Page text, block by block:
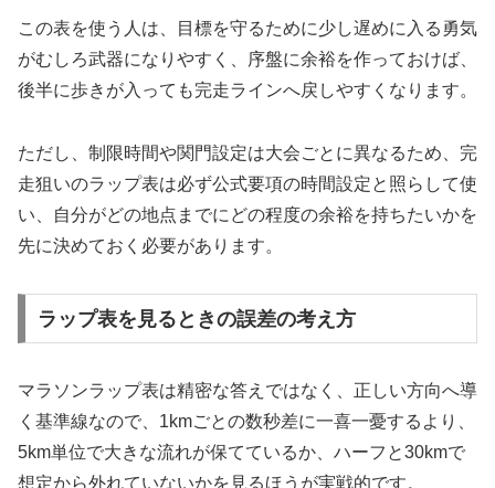
この表を使う人は、目標を守るために少し遅めに入る勇気
がむしろ武器になりやすく、序盤に余裕を作っておけば、
後半に歩きが入っても完走ラインへ戻しやすくなります。
ただし、制限時間や関門設定は大会ごとに異なるため、完
走狙いのラップ表は必ず公式要項の時間設定と照らして使
い、自分がどの地点までにどの程度の余裕を持ちたいかを
先に決めておく必要があります。
ラップ表を見るときの誤差の考え方
マラソンラップ表は精密な答えではなく、正しい方向へ導
く基準線なので、1kmごとの数秒差に一喜一憂するより、
5km単位で大きな流れが保てているか、ハーフと30kmで
想定から外れていないかを見るほうが実戦的です。